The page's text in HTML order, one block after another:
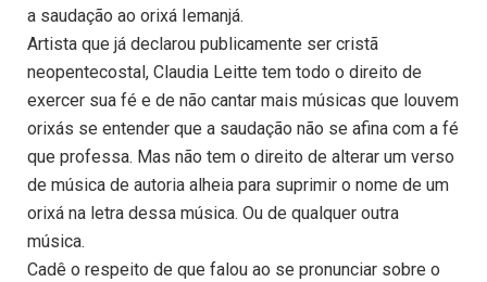
a saudação ao orixá Iemanjá.
Artista que já declarou publicamente ser cristã
neopentecostal, Claudia Leitte tem todo o direito de
exercer sua fé e de não cantar mais músicas que louvem
orixás se entender que a saudação não se afina com a fé
que professa. Mas não tem o direito de alterar um verso
de música de autoria alheia para suprimir o nome de um
orixá na letra dessa música. Ou de qualquer outra
música.
Cadê o respeito de que falou ao se pronunciar sobre o